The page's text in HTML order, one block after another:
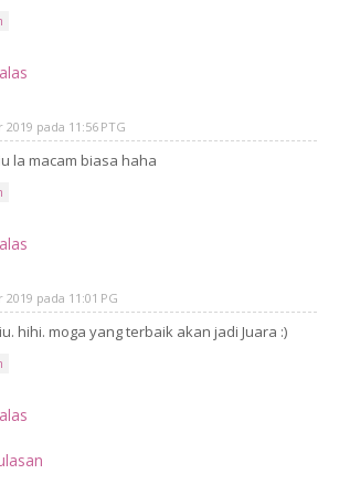
pada 11:56 PTG
la macam biasa haha
pada 11:01 PG
hihi. moga yang terbaik akan jadi Juara :)